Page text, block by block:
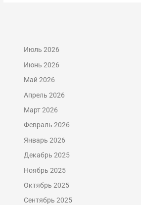
Июль 2026
Июнь 2026
Май 2026
Апрель 2026
Март 2026
Февраль 2026
Январь 2026
Декабрь 2025
Ноябрь 2025
Октябрь 2025
Сентябрь 2025